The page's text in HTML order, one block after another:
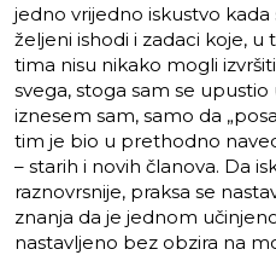
jedno vrijedno iskustvo
željeni ishodi i zadaci koje,
tima nisu nikako mogli
svega, stoga sam se
iznesem sam, samo da
tim je bio u prethodno
– starih i novih članova. Da
raznovrsnije, praksa se
znanja da je jednom
nastavljeno bez obzira na